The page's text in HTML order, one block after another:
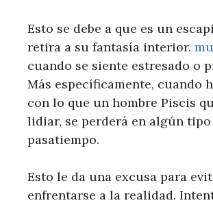
Esto se debe a que es un
retira a su fantasía interior.
cuando se siente estresado o
Más específicamente, cuando
con lo que un hombre Piscis
lidiar, se perderá en algún tipo
pasatiempo.
Esto le da una excusa para
enfrentarse a la realidad.